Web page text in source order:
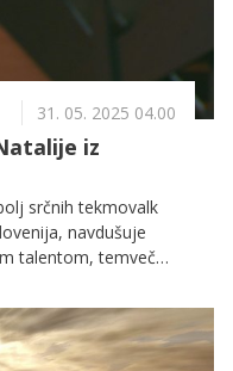
31. 05. 2025 04.00
iz
srčnih tekmovalk
navdušuje
talentom, temveč
uspehi stoji še
ki je že več kot tri
in podpornik.